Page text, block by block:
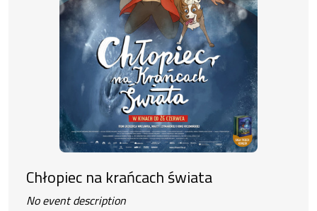
Chłopiec na krańcach świata
No event description